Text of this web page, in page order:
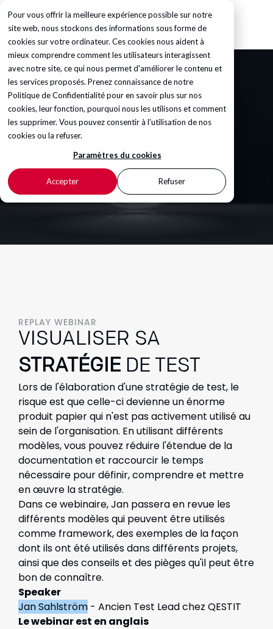
Pour vous offrir la meilleure expérience possible sur notre
site web, nous stockons des informations sous forme de
cookies sur votre ordinateur. Ces cookies nous aident à
mieux comprendre comment les utilisateurs interagissent
avec notre site, ce qui nous permet d'améliorer le contenu et
les services proposés. Prenez connaissance de notre
Politique de Confidentialitépour en savoir plus sur nos
cookies, leur fonction, pourquoi nous les utilisons et comment
les supprimer. Vous pouvez consentir à l'utilisation de nos
cookies ou la refuser.
Paramètres du cookies
Accepter Refuser
REPLAY WEBINAR
VISUALISER SA
STRATÉGIE DE TEST
Lors de l'élaboration d'une stratégie de test, le
risque est que celle-ci devienne un énorme
produit papier qui n'est pas activement utilisé au
sein de l'organisation. En utilisant différents
modèles, vous pouvez réduire l'étendue de la
documentation et raccourcir le temps
nécessaire pour définir, comprendre et mettre
en œuvre la stratégie.
Dans ce webinaire, Jan passera en revue les
différents modèles qui peuvent être utilisés
comme framework, des exemples de la façon
dont ils ont été utilisés dans différents projets,
ainsi que des conseils et des pièges qu'il peut être
bon de connaître.
Speaker
Jan Sahlström - Ancien Test Lead chez QESTIT
Le webinar est en anglais